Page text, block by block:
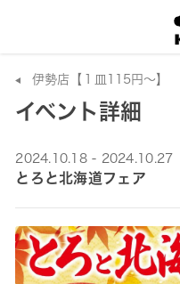
伊勢店【１皿115円～】
イベント詳細
2024.10.18 - 2024.10.27
とろと北海道フェア